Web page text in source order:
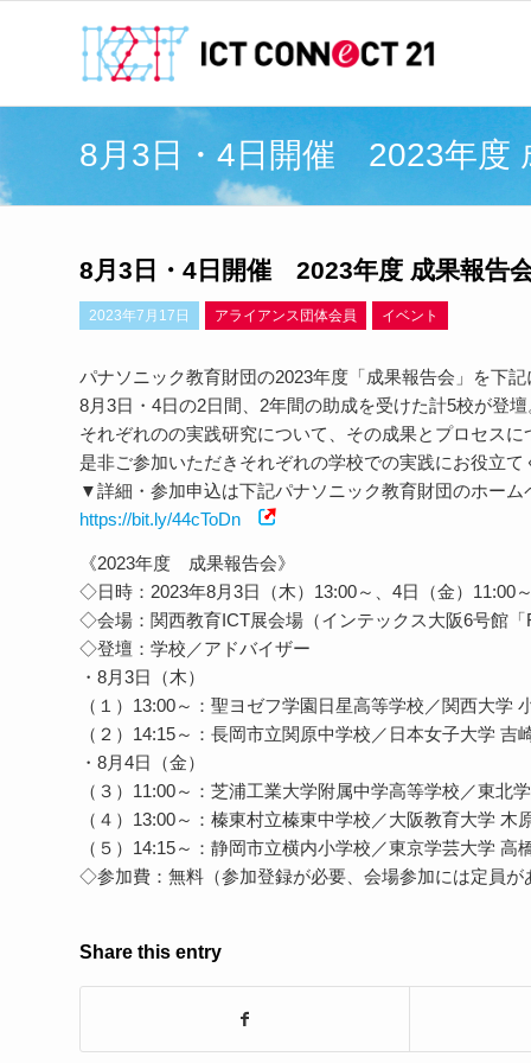
8月3日・4日開催 2023年度
8月3日・4日開催 2023年度 成果報告
2023年7月17日 アライアンス団体会員 イベント
パナソニック教育財団の2023年度「成果報告会」を下記
8月3日・4日の2日間、2年間の助成を受けた計5校が登壇
それぞれのの実践研究について、その成果とプロセスに
是非ご参加いただきそれぞれの学校での実践にお役立て
▼詳細・参加申込は下記パナソニック教育財団のホーム
https://bit.ly/44cToDn
《2023年度 成果報告会》
◇日時：2023年8月3日（木）13:00～、4日（金）11:00～
◇会場：関西教育ICT展会場（インテックス大阪6号館「
◇登壇：学校／アドバイザー
・8月3日（木）
（１）13:00～：聖ヨゼフ学園日星高等学校／関西大学
（２）14:15～：長岡市立関原中学校／日本女子大学 吉
・8月4日（金）
（３）11:00～：芝浦工業大学附属中学高等学校／東北
（４）13:00～：榛東村立榛東中学校／大阪教育大学 木
（５）14:15～：静岡市立横内小学校／東京学芸大学 高
◇参加費：無料（参加登録が必要、会場参加には定員が
Share this entry